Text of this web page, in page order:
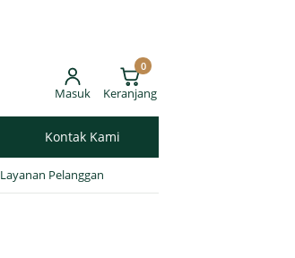
Masuk
0
Keranjang
Kontak Kami
Layanan Pelanggan